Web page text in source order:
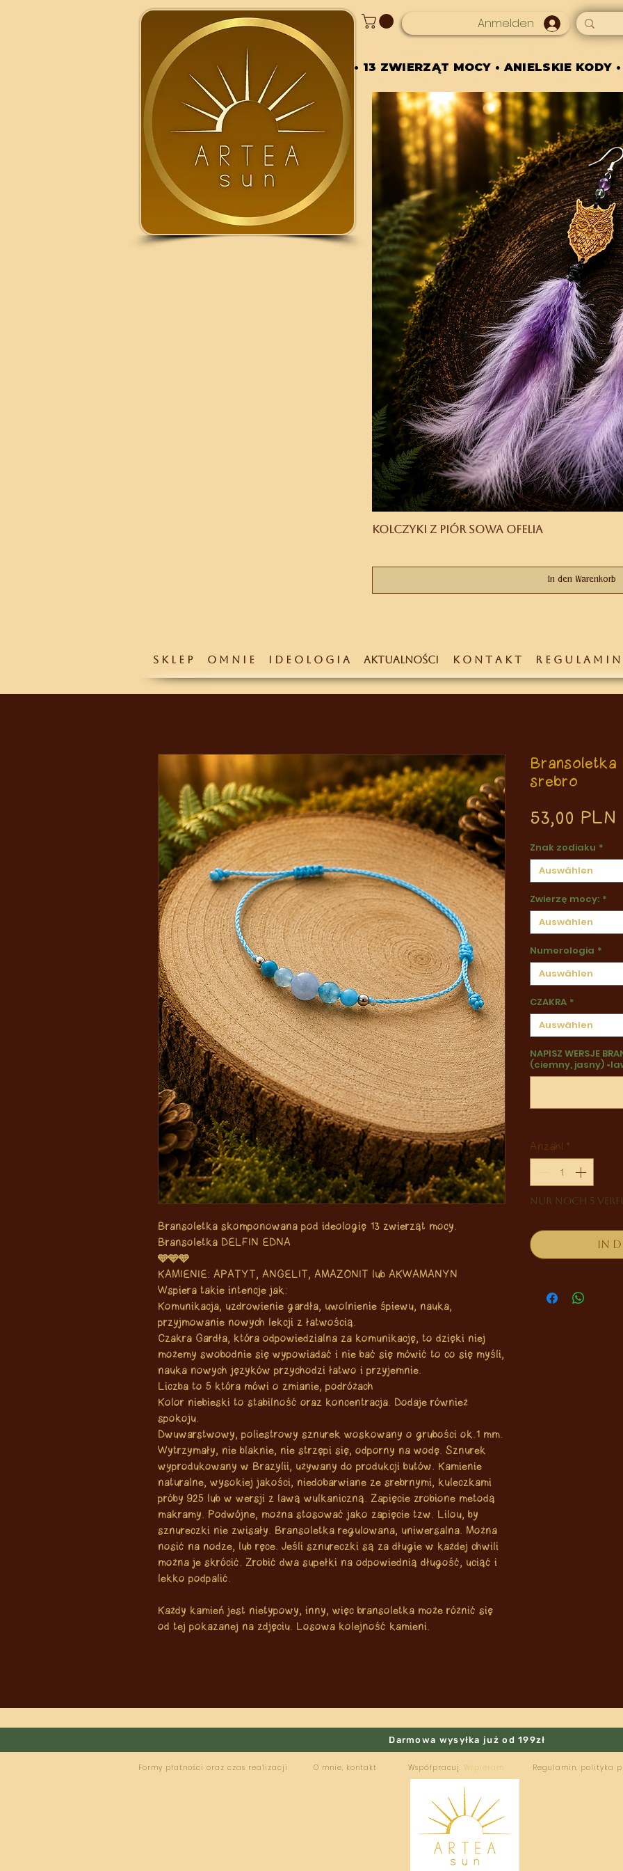
Anmelden
• 13 ZWIERZĄT MOCY • ANIELSKIE KODY
• 13 ZWIERZĄT MOCY • ANIELSKIE KODY
Kolczyki z piór Sowa Ofelia
In den Warenkorb
S K L E P O M N I E I D E O L O G I A AKTUALNOŚCI K O N T A K T R E G U L A M I N
Bransoletka skomponowana pod ideologię 13 zwierząt mocy.
Bransoletka DELFIN EDNA
🩵🩵🩵
KAMIENIE: APATYT, ANGELIT, AMAZONIT lub AKWAMANYN
Wspiera takie intencje jak:
Komunikacja, uzdrowienie gardła, uwolnienie śpiewu, nauka,
przyjmowanie nowych lekcji z łatwością.
Czakra Gardła, która odpowiedzialna za komunikację, to dzięki niej
możemy swobodnie się wypowiadać i nie bać się mówić to co się myśli,
nauka nowych języków przychodzi łatwo i przyjemnie.
Liczba to 5 która mówi o zmianie, podróżach
Kolor niebieski to stabilność oraz koncentracja. Dodaje również
spokoju.
Dwuwarstwowy, poliestrowy sznurek woskowany o grubości ok.1 mm.
Wytrzymały, nie blaknie, nie strzępi się, odporny na wodę. Sznurek
wyprodukowany w Brazylii, używany do produkcji butów. Kamienie
naturalne, wysokiej jakości, niedobarwiane ze srebrnymi, kuleczkami
próby 925 lub w wersji z lawą wulkaniczną. Zapięcie zrobione metodą
makramy. Podwójne, można stosować jako zapięcie tzw. Lilou, by
sznureczki nie zwisały. Bransoletka regulowana, uniwersalna. Można
nosić na nodze, lub ręce. Jeśli sznureczki są za długie w każdej chwili
można je skrócić. Zrobić dwa supełki na odpowiednią długość, uciąć i
lekko podpalić.
Każdy kamień jest nietypowy, inny, więc bransoletka może różnić się
od tej pokazanej na zdjęciu. Losowa kolejność kamieni.
Bransoletka
srebro
53,00 PLN
Znak zodiaku *
Auswählen
Zwierzę mocy: *
Auswählen
Numerologia *
Auswählen
CZAKRA *
Auswählen
NAPISZ WERSJE
(ciemny, jasny)
Anzahl *
Nur noch 5
In
Darmowa wysyłka już od 199zł
Formy płatności oraz czas realizacji O mnie, kontakt Współpracuj. Wspieram Regulamin, polityka
ARTEA
SUN